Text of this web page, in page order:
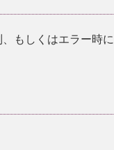
もしくはエラー時に